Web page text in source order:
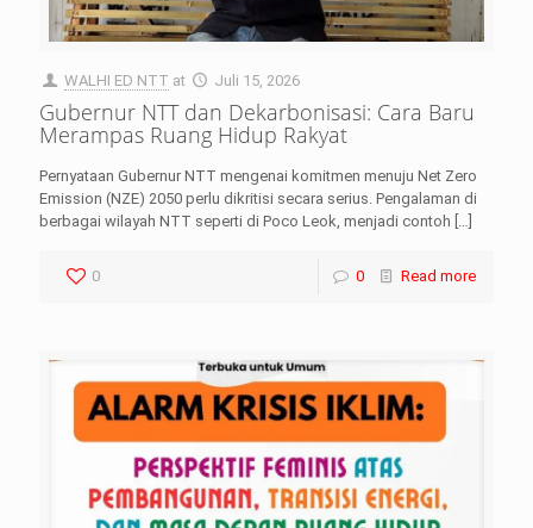
WALHI ED NTT at Juli 15, 2026
Gubernur NTT dan Dekarbonisasi: Cara Baru
Merampas Ruang Hidup Rakyat
Pernyataan Gubernur NTT mengenai komitmen menuju Net Zero
Emission (NZE) 2050 perlu dikritisi secara serius. Pengalaman di
berbagai wilayah NTT seperti di Poco Leok, menjadi contoh
0 0 Read more